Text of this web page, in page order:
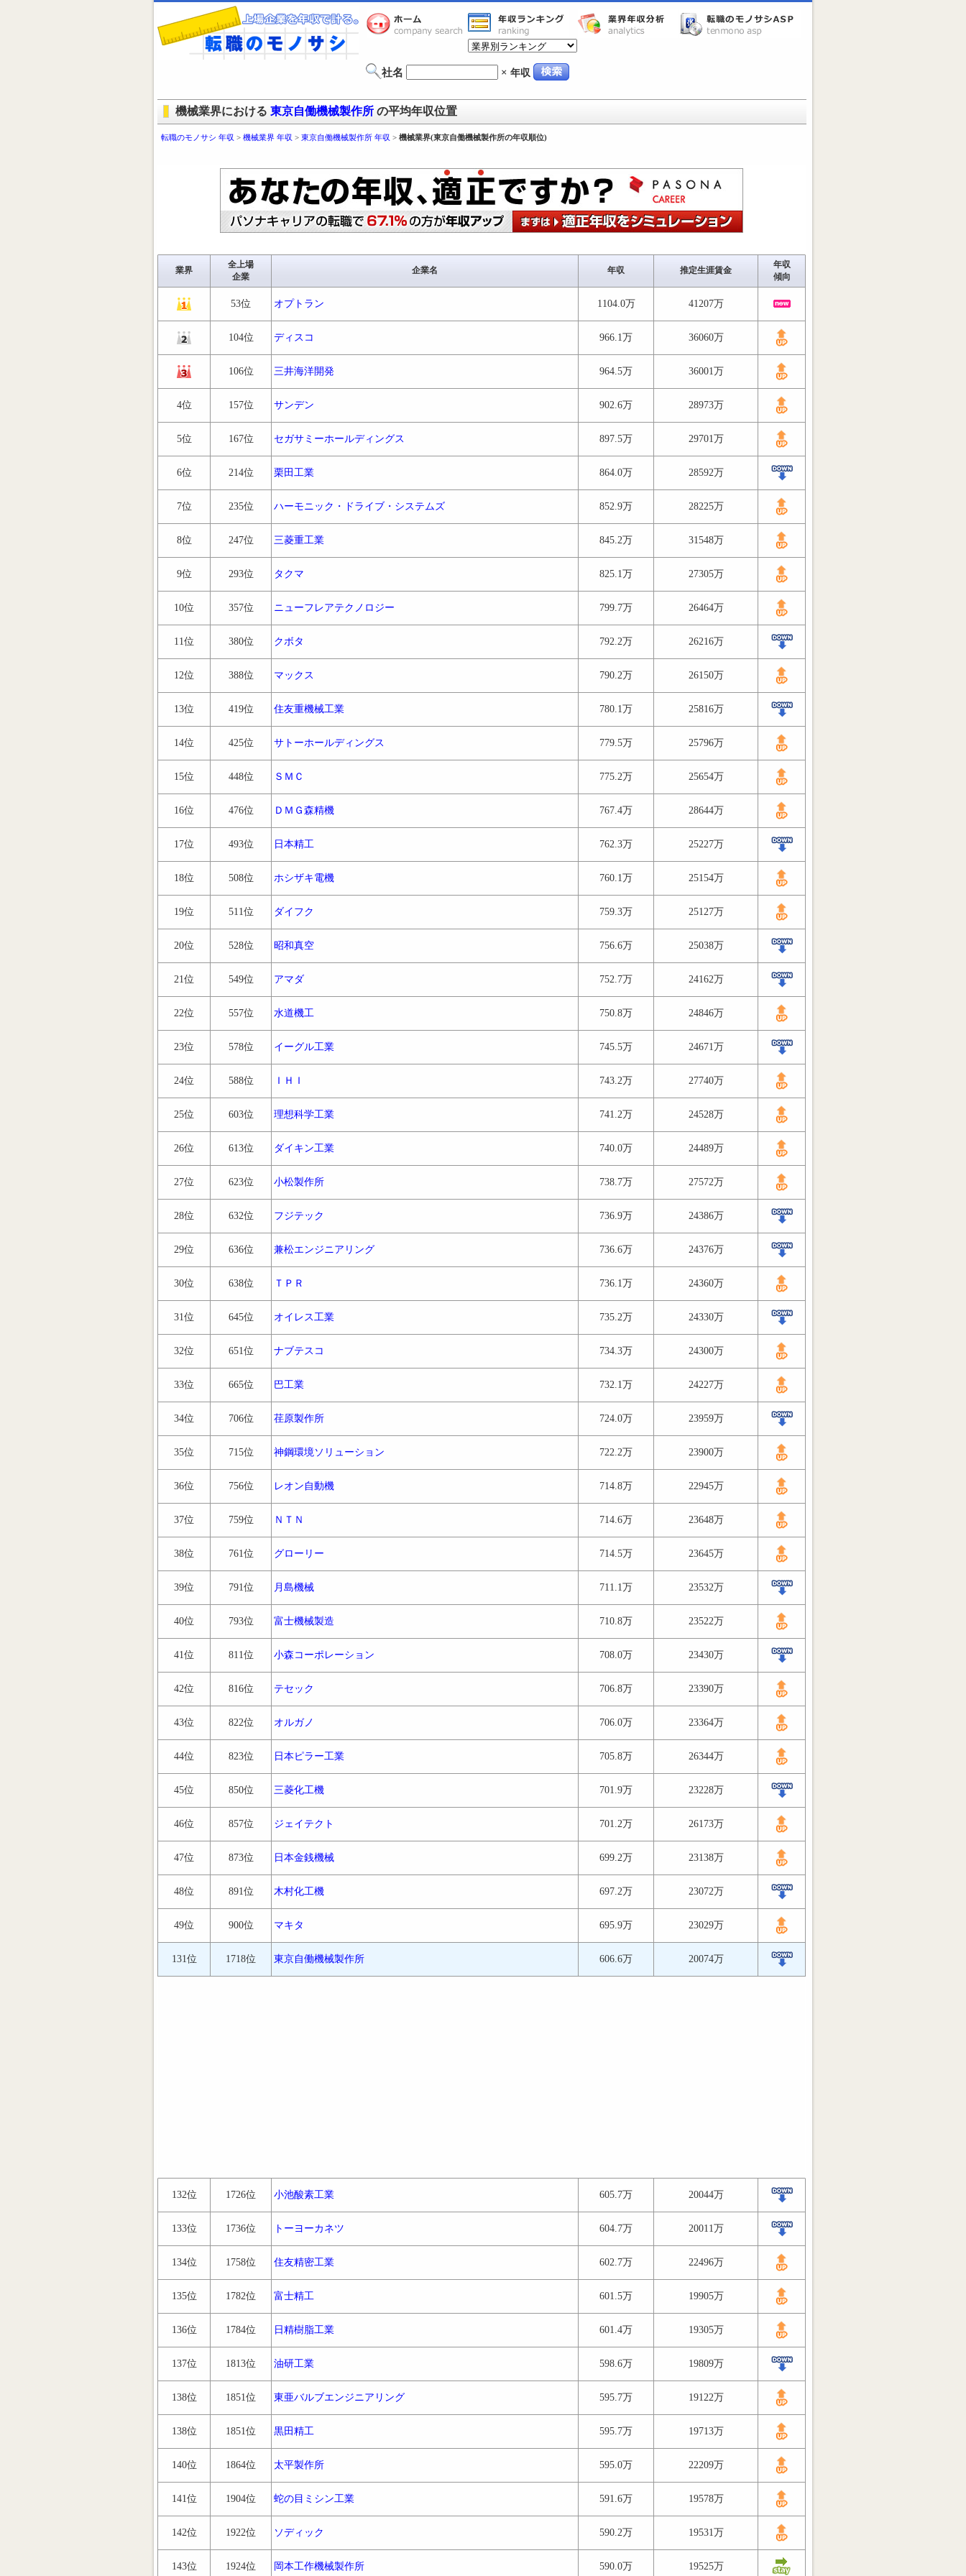
社名 × 年収
機械業界における 東京自働機械製作所 の平均年収位置
転職のモノサシ 年収 > 機械業界 年収 > 東京自働機械製作所 年収 > 機械業界(東京自働機械製作所の年収順位)
業界
全上場
企業
企業名 年収 推定生涯賃金
年収
傾向
53位 オプトラン 1104.0万 41207万
104位 ディスコ 966.1万 36060万
106位 三井海洋開発 964.5万 36001万
4位 157位 サンデン 902.6万 28973万
5位 167位 セガサミーホールディングス 897.5万 29701万
6位 214位 栗田工業 864.0万 28592万
7位 235位 ハーモニック・ドライブ・システムズ 852.9万 28225万
8位 247位 三菱重工業 845.2万 31548万
9位 293位 タクマ 825.1万 27305万
10位 357位 ニューフレアテクノロジー 799.7万 26464万
11位 380位 クボタ 792.2万 26216万
12位 388位 マックス 790.2万 26150万
13位 419位 住友重機械工業 780.1万 25816万
14位 425位 サトーホールディングス 779.5万 25796万
15位 448位 ＳＭＣ 775.2万 25654万
16位 476位 ＤＭＧ森精機 767.4万 28644万
17位 493位 日本精工 762.3万 25227万
18位 508位 ホシザキ電機 760.1万 25154万
19位 511位 ダイフク 759.3万 25127万
20位 528位 昭和真空 756.6万 25038万
21位 549位 アマダ 752.7万 24162万
22位 557位 水道機工 750.8万 24846万
23位 578位 イーグル工業 745.5万 24671万
24位 588位 ＩＨＩ 743.2万 27740万
25位 603位 理想科学工業 741.2万 24528万
26位 613位 ダイキン工業 740.0万 24489万
27位 623位 小松製作所 738.7万 27572万
28位 632位 フジテック 736.9万 24386万
29位 636位 兼松エンジニアリング 736.6万 24376万
30位 638位 ＴＰＲ 736.1万 24360万
31位 645位 オイレス工業 735.2万 24330万
32位 651位 ナブテスコ 734.3万 24300万
33位 665位 巴工業 732.1万 24227万
34位 706位 荏原製作所 724.0万 23959万
35位 715位 神鋼環境ソリューション 722.2万 23900万
36位 756位 レオン自動機 714.8万 22945万
37位 759位 ＮＴＮ 714.6万 23648万
38位 761位 グローリー 714.5万 23645万
39位 791位 月島機械 711.1万 23532万
40位 793位 富士機械製造 710.8万 23522万
41位 811位 小森コーポレーション 708.0万 23430万
42位 816位 テセック 706.8万 23390万
43位 822位 オルガノ 706.0万 23364万
44位 823位 日本ピラー工業 705.8万 26344万
45位 850位 三菱化工機 701.9万 23228万
46位 857位 ジェイテクト 701.2万 26173万
47位 873位 日本金銭機械 699.2万 23138万
48位 891位 木村化工機 697.2万 23072万
49位 900位 マキタ 695.9万 23029万
131位 1718位 東京自働機械製作所 606.6万 20074万
132位 1726位 小池酸素工業 605.7万 20044万
133位 1736位 トーヨーカネツ 604.7万 20011万
134位 1758位 住友精密工業 602.7万 22496万
135位 1782位 富士精工 601.5万 19905万
136位 1784位 日精樹脂工業 601.4万 19305万
137位 1813位 油研工業 598.6万 19809万
138位 1851位 東亜バルブエンジニアリング 595.7万 19122万
138位 1851位 黒田精工 595.7万 19713万
140位 1864位 太平製作所 595.0万 22209万
141位 1904位 蛇の目ミシン工業 591.6万 19578万
142位 1922位 ソディック 590.2万 19531万
143位 1924位 岡本工作機械製作所 590.0万 19525万